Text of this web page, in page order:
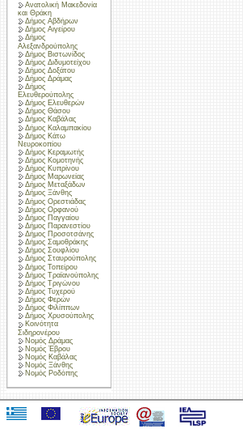
Ανατολική Μακεδονία
και Θράκη
Δήμος Αβδήρων
Δήμος Αιγείρου
Δήμος
Αλεξανδρούπολης
Δήμος Βιστωνίδος
Δήμος Διδυμοτείχου
Δήμος Δοξάτου
Δήμος Δράμας
Δήμος
Ελευθερούπολης
Δήμος Ελευθερών
Δήμος Θάσου
Δήμος Καβάλας
Δήμος Καλαμπακίου
Δήμος Κάτω
Νευροκοπίου
Δήμος Κεραμωτής
Δήμος Κομοτηνής
Δήμος Κυπρίνου
Δήμος Μαρωνείας
Δήμος Μεταξάδων
Δήμος Ξάνθης
Δήμος Ορεστιάδας
Δήμος Ορφανού
Δήμος Παγγαίου
Δήμος Παρανεστίου
Δήμος Προσοτσάνης
Δήμος Σαμοθράκης
Δήμος Σουφλίου
Δήμος Σταυρούπολης
Δήμος Τοπείρου
Δήμος Τραϊανούπολης
Δήμος Τριγώνου
Δήμος Τυχερού
Δήμος Φερών
Δήμος Φιλίππων
Δήμος Χρυσούπολης
Κοινότητα
Σιδηρονέρου
Νομός Δράμας
Νομός Έβρου
Νομός Καβάλας
Νομός Ξάνθης
Νομός Ροδόπης